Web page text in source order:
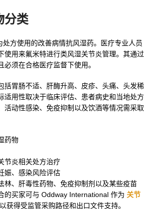
分类
方使用的改善病情抗风湿药。医疗专业人员
使用来氟米特进行类风湿关节炎管理。其通过
须在合格医疗监督下使用。
括胃肠不适、肝酶升高、皮疹、头痛、头发稀
适用性取决于临床评估、患者病史和当地处方
活动性感染、免疫抑制以及饮酒等情况需采取
药物
节炎相关处方治疗
娠、感染风险评估
林、肝毒性药物、免疫抑制剂以及某些疫苗
的买家可与 Oddway International 作为 关节
获得受监管采购路径和出口文件支持。